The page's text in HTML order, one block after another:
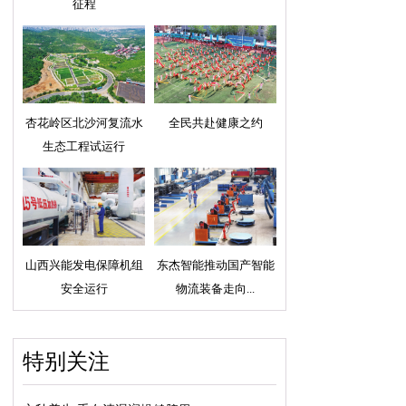
征程
杏花岭区北沙河复流水
生态工程试运行
全民共赴健康之约
山西兴能发电保障机组
安全运行
东杰智能推动国产智能
物流装备走向...
特别关注